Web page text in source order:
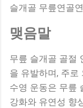
슬개골 무릎연골
맺음말
무릎 슬개골 골절
을 유발하며, 주로
수영 운동은 무릎
강화와 유연성 향